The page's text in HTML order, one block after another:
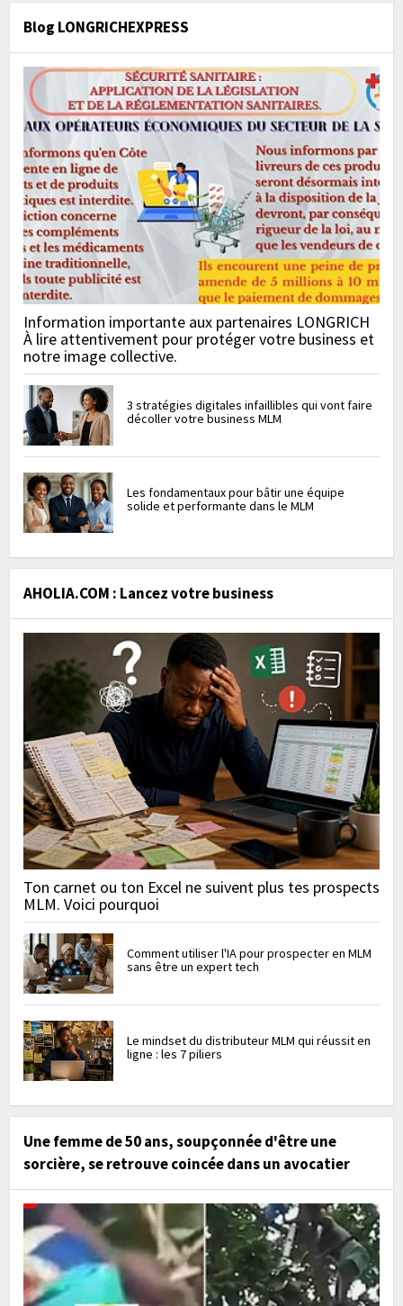
Blog LONGRICHEXPRESS
Information importante aux partenaires LONGRICH
À lire attentivement pour protéger votre business et
notre image collective.
3 stratégies digitales infaillibles qui vont faire
décoller votre business MLM
Les fondamentaux pour bâtir une équipe
solide et performante dans le MLM
AHOLIA.COM : Lancez votre business
Ton carnet ou ton Excel ne suivent plus tes prospects
MLM. Voici pourquoi
Comment utiliser l'IA pour prospecter en MLM
sans être un expert tech
Le mindset du distributeur MLM qui réussit en
ligne : les 7 piliers
Une femme de 50 ans, soupçonnée d'être une
sorcière, se retrouve coincée dans un avocatier